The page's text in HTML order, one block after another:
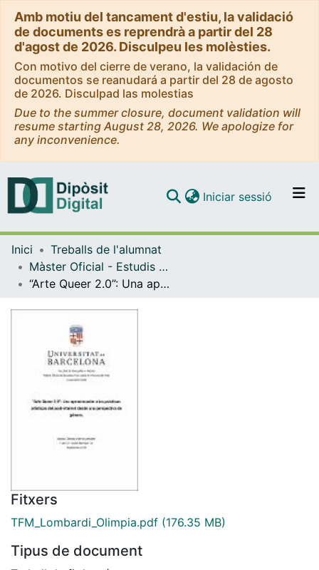
Amb motiu del tancament d'estiu, la validació
de documents es reprendrà a partir del 28
d'agost de 2026. Disculpeu les molèsties.
Con motivo del cierre de verano, la validación de
documentos se reanudará a partir del 28 de agosto
de 2026. Disculpad las molestias
Due to the summer closure, document validation will
resume starting August 28, 2026. We apologize for
any inconvenience.
Navega per tot el DD
Iniciar sessió (current)
Inici
Treballs de l'alumnat
Màster Oficial - Estudis Avançats en Història de l'Art
“Arte Queer 2.0”: Una aproximación a las prácticas artísticas del post-internet desde una perspectiva de género
Fitxers
TFM_Lombardi_Olimpia.pdf (176.35 MB)
Tipus de document